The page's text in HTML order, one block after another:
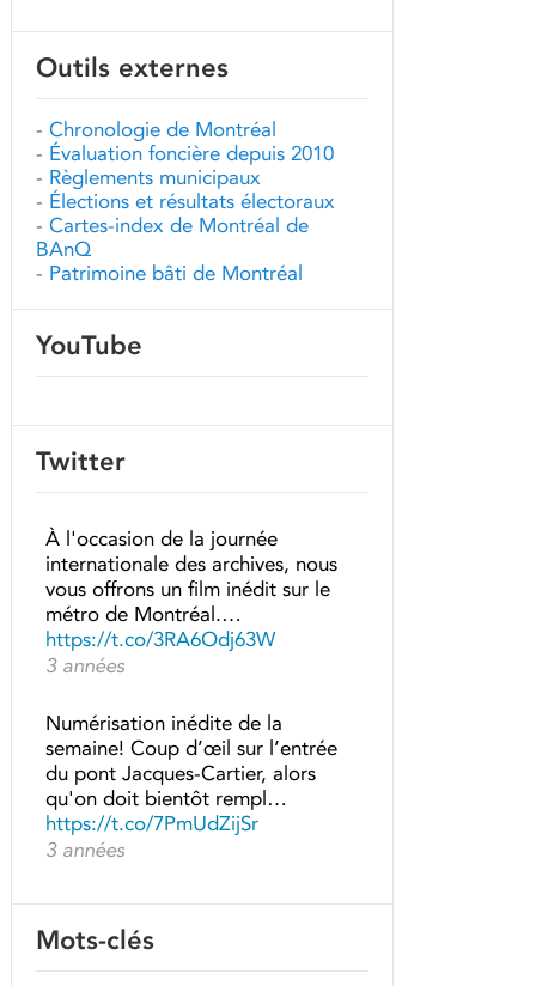
Outils externes
- Chronologie de Montréal
- Évaluation foncière depuis 2010
- Règlements municipaux
- Élections et résultats électoraux
- Cartes-index de Montréal de
BAnQ
- Patrimoine bâti de Montréal
YouTube
Twitter
À l'occasion de la journée
internationale des archives, nous
vous offrons un film inédit sur le
métro de Montréal.…
https://t.co/3RA6Odj63W
3 années
Numérisation inédite de la
semaine! Coup d’œil sur l’entrée
du pont Jacques-Cartier, alors
qu'on doit bientôt rempl…
https://t.co/7PmUdZijSr
3 années
Mots-clés